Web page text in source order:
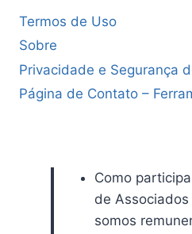
Termos de Uso
Sobre
Privacidade e Segurança
Página de Contato –
Como
de
somos